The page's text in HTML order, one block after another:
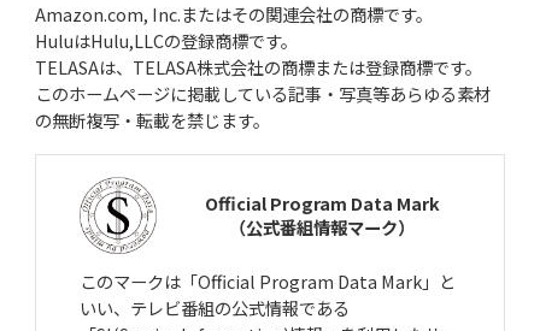
Amazon.com, Inc.またはその関連会社の商標です。
HuluはHulu,LLCの登録商標です。
TELASAは、TELASA株式会社の商標または登録商標です。
このホームページに掲載している記事・写真等あらゆる素材
の無断複写・転載を禁じます。
Official Program Data Mark
（公式番組情報マーク）
このマークは「Official Program Data Mark」と
いい、テレビ番組の公式情報である